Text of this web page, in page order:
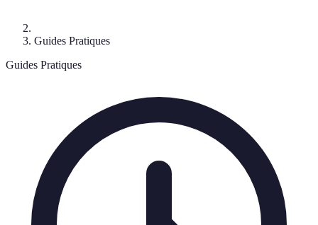
Guides Pratiques
Guides Pratiques